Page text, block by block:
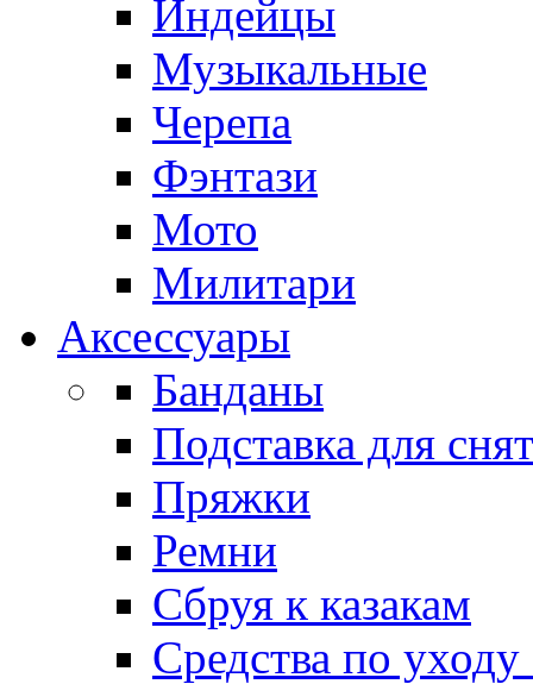
Индейцы
Музыкальные
Черепа
Фэнтази
Мото
Милитари
Аксессуары
Банданы
Подставка для
Пряжки
Ремни
Сбруя к казакам
Средства по